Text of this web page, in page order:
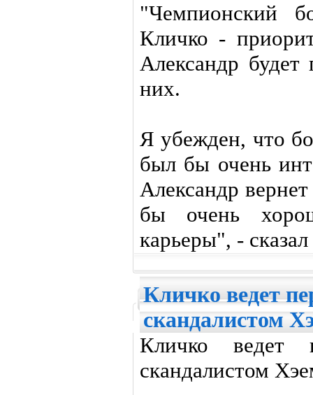
"Чемпионский
Кличко -
Александр будет
них.
Я убежден, что
был бы очень
Александр
бы очень
карьеры", -
Кличко ведет
скандалистом
Кличко ведет
скандалистом